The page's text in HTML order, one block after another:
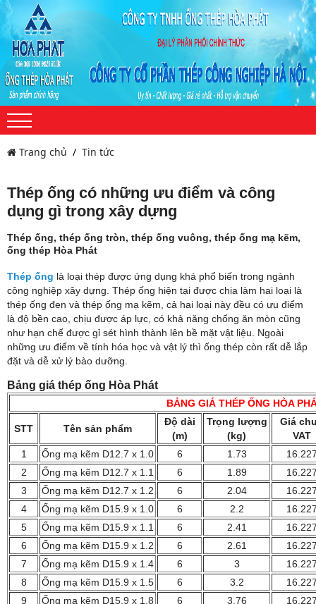
Trang chủ Tin tức
Thép ống có những ưu điểm và công
dụng gì trong xây dựng
Thép ống, thép ống tròn, thép ống vuông, thép ống mạ kẽm,
ống thép Hòa Phát
Thép ống là loại thép được ứng dụng khá phổ biến trong ngành
công nghiệp xây dựng. Thép ống hiện tại được chia làm hai loại là
thép ống đen và thép ống mạ kẽm, cả hai loại này đều có ưu điểm
là độ bền cao, chịu được áp lực, có khả năng chống ăn mòn cũng
như hạn chế được gỉ sét hình thành lên bề mặt vật liệu. Ngoài
những ưu điểm về tính hóa học và vật lý thì ống thép còn rất dễ lắp
đặt và dễ xử lý bào dưỡng.
Bảng giá thép ống Hòa Phát
BẢNG GIÁ THÉP ỐNG HÒA
STT Tên sản phẩm
Độ dài
(m)
Trọng lượng
(kg)
Giá
VAT
1
Ống mạ kẽm D12.7 x 1.0 6 1.73
2
Ống mạ kẽm D12.7 x 1.1 6 1.89
3
Ống mạ kẽm D12.7 x 1.2 6 2.04
4
Ống mạ kẽm D15.9 x 1.0 6 2.2
5
Ống mạ kẽm D15.9 x 1.1 6 2.41
6
Ống mạ kẽm D15.9 x 1.2 6 2.61
7
Ống mạ kẽm D15.9 x 1.4 6 3
8
Ống mạ kẽm D15.9 x 1.5 6 3.2
9
Ống mạ kẽm D15.9 x 1.8 6 3.76